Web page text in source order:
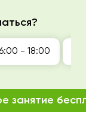
занятие
- 18:00